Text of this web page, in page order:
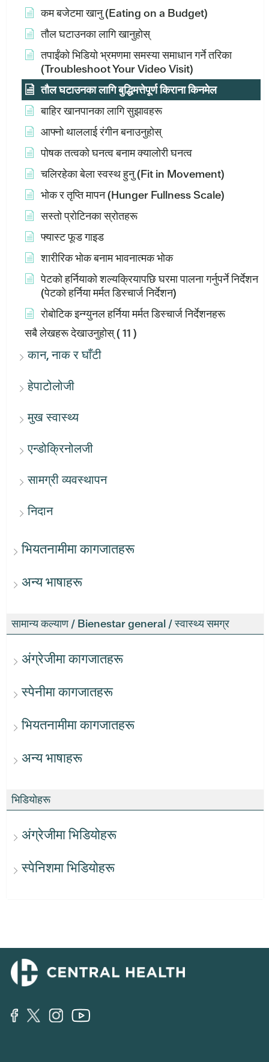
कम बजेटमा खानु (Eating on a Budget)
तौल घटाउनका लागि खानुहोस्
तपाईंको भिडियो भ्रमणमा समस्या समाधान गर्ने तरिका
(Troubleshoot Your Video Visit)
तौल घटाउनका लागि बुद्धिमत्तेपूर्ण किराना किनमेल
बाहिर खानपानका लागि सुझावहरू
आफ्नो थाललाई रंगीन बनाउनुहोस्
पोषक तत्वको घनत्व बनाम क्यालोरी घनत्व
चलिरहेका बेला स्वस्थ हुनु (Fit in Movement)
भोक र तृप्ति मापन (Hunger Fullness Scale)
सस्तो प्रोटिनका स्रोतहरू
फ्यास्ट फूड गाइड
शारीरिक भोक बनाम भावनात्मक भोक
पेटको हर्नियाको शल्यक्रियापछि घरमा पालना गर्नुपर्ने निर्देशन
(पेटको हर्निया मर्मत डिस्चार्ज निर्देशन)
रोबोटिक इन्ग्युनल हर्निया मर्मत डिस्चार्ज निर्देशनहरू
सबै लेखहरू देखाउनुहोस्( 11 )
कान, नाक र घाँटी
हेपाटोलोजी
मुख स्वास्थ्य
एन्डोक्रिनोलजी
सामग्री व्यवस्थापन
निदान
भियतनामीमा कागजातहरू
अन्य भाषाहरू
सामान्य कल्याण / Bienestar general / स्वास्थ्य समग्र
अंग्रेजीमा कागजातहरू
स्पेनीमा कागजातहरू
भियतनामीमा कागजातहरू
अन्य भाषाहरू
भिडियोहरू
अंग्रेजीमा भिडियोहरू
स्पेनिशमा भिडियोहरू